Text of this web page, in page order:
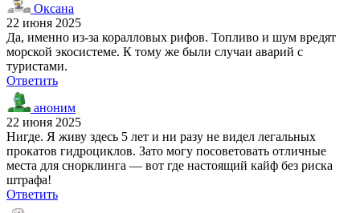
Оксана
22 июня 2025
Да, именно из-за коралловых рифов. Топливо и шум вредят
морской экосистеме. К тому же были случаи аварий с
туристами.
Ответить
аноним
22 июня 2025
Нигде. Я живу здесь 5 лет и ни разу не видел легальных
прокатов гидроциклов. Зато могу посоветовать отличные
места для снорклинга — вот где настоящий кайф без риска
штрафа!
Ответить